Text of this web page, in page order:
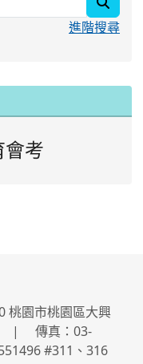
進階搜尋
考
園市桃園區大興
| 傳真：03-
#311、316